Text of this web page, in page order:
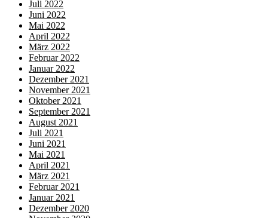
Juli 2022
Juni 2022
Mai 2022
April 2022
März 2022
Februar 2022
Januar 2022
Dezember 2021
November 2021
Oktober 2021
September 2021
August 2021
Juli 2021
Juni 2021
Mai 2021
April 2021
März 2021
Februar 2021
Januar 2021
Dezember 2020